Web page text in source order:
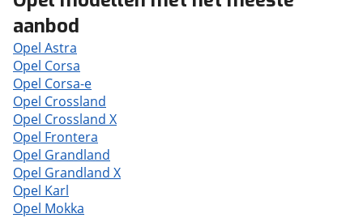
aanbod
Opel Astra
Opel Corsa
Opel Corsa-e
Opel Crossland
Opel Crossland X
Opel Frontera
Opel Grandland
Opel Grandland X
Opel Karl
Opel Mokka